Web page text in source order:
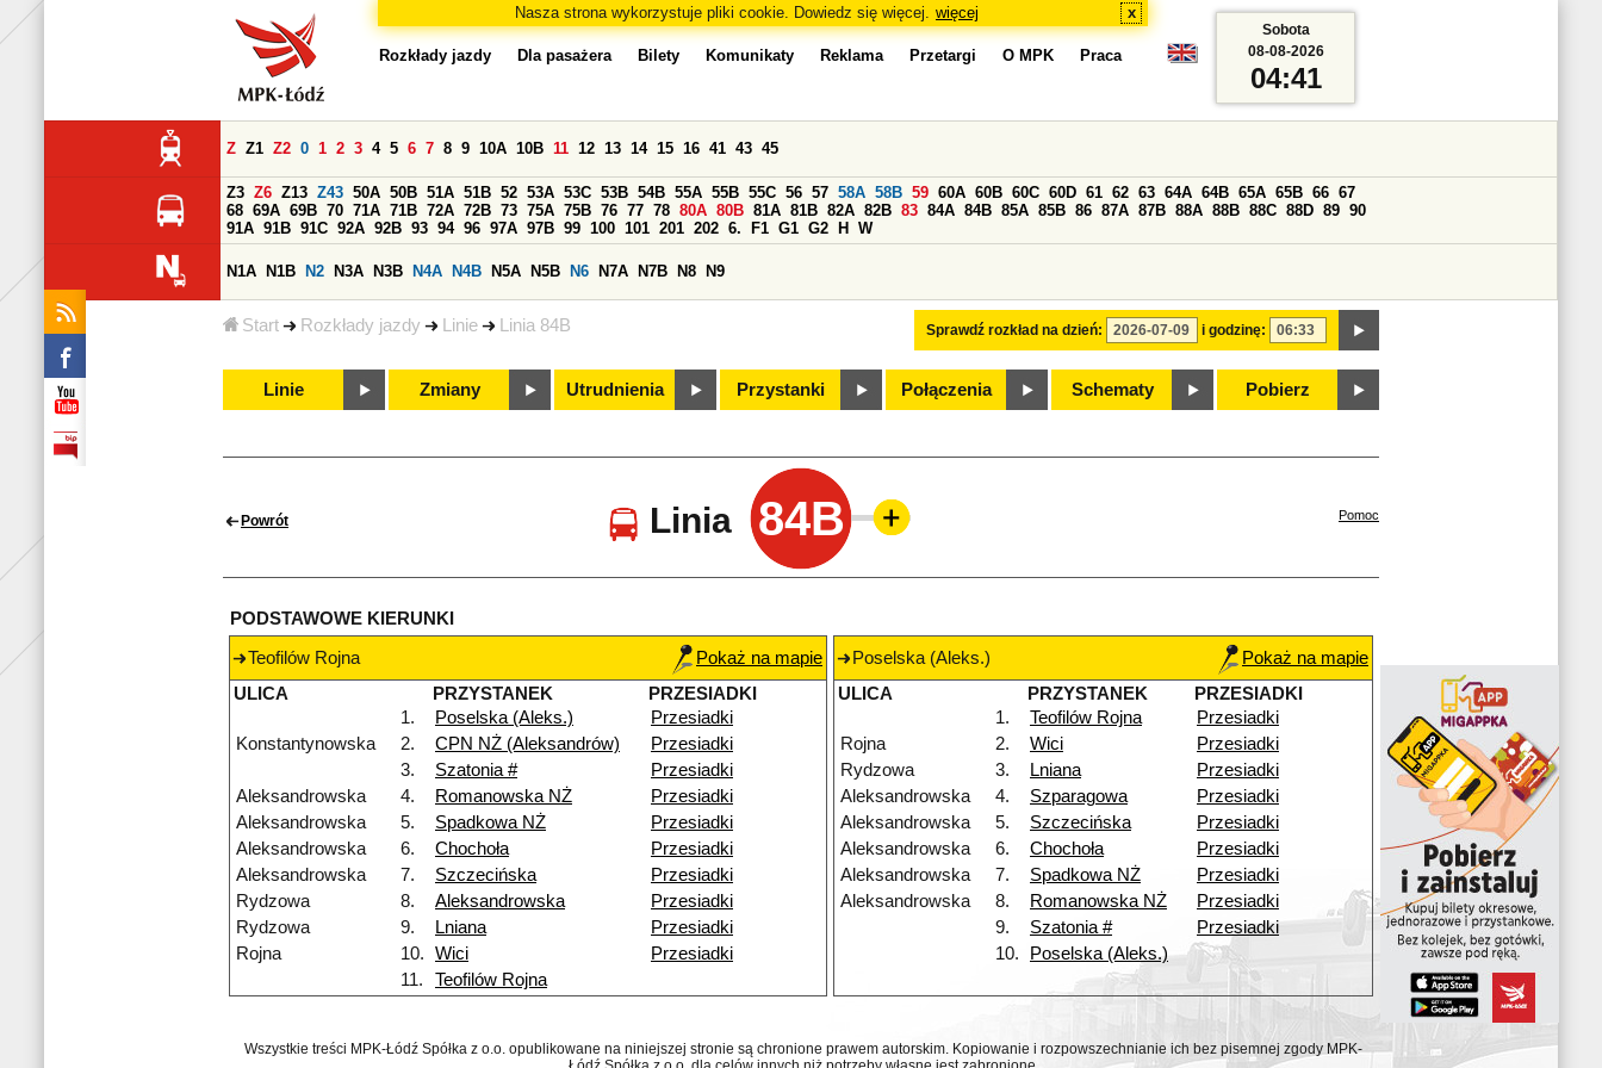
Nasza strona wykorzystuje pliki cookie. Dowiedz się więcej. więcej x
Start Rozkłady jazdy Linie Linia 84B
Rozkłady jazdy Dla pasażera Bilety Komunikaty Reklama Przetargi O MPK Praca
Sprawdź rozkład na dzień: i godzinę:
Z Z1 Z2 0 1 2 3 4 5 6 7 8 9 10A 10B 11 12 13 14 15 16 41 43 45
Z3 Z6 Z13 Z43 50A 50B 51A 51B 52 53A 53C 53B 54B 55A 55B 55C 56 57 58A 58B 59 60A 60B 60C 60D 61 62 63 64A 64B 65A 65B 66 67
68 69A 69B 70 71A 71B 72A 72B 73 75A 75B 76 77 78 80A 80B 81A 81B 82A 82B 83 84A 84B 85A 85B 86 87A 87B 88A 88B 88C 88D 89 90
91A 91B 91C 92A 92B 93 94 96 97A 97B 99 100 101 201 202 6. F1 G1 G2 H W
N1A N1B N2 N3A N3B N4A N4B N5A N5B N6 N7A N7B N8 N9
Linie Zmiany Utrudnienia Przystanki Połączenia Schematy Pobierz
Sobota
08-08-2026
04:41
Powrót Linia 84B Pomoc
PODSTAWOWE KIERUNKI
Teofilów Rojna
Pokaż na mapie
ULICA
PRZYSTANEK
PRZESIADKI
1.
Poselska (Aleks.)
Przesiadki
Konstantynowska
2. CPN NŻ (Aleksandrów)
Przesiadki
3.
Szatonia #
Przesiadki
Aleksandrowska
4. Romanowska NŻ
Przesiadki
Aleksandrowska
5. Spadkowa NŻ
Przesiadki
Aleksandrowska
6. Chochoła
Przesiadki
Aleksandrowska
7. Szczecińska
Przesiadki
Rydzowa
8. Aleksandrowska
Przesiadki
Rydzowa
9. Lniana
Przesiadki
Rojna
10. Wici
Przesiadki
11.
Teofilów Rojna
Poselska (Aleks.)
Pokaż na mapie
ULICA
PRZYSTANEK
PRZESIADKI
1.
Teofilów Rojna
Przesiadki
Rojna
2. Wici
Przesiadki
Rydzowa
3. Lniana
Przesiadki
Aleksandrowska
4. Szparagowa
Przesiadki
Aleksandrowska
5. Szczecińska
Przesiadki
Aleksandrowska
6. Chochoła
Przesiadki
Aleksandrowska
7. Spadkowa NŻ
Przesiadki
Aleksandrowska
8. Romanowska NŻ
Przesiadki
9.
Szatonia #
Przesiadki
10.
Poselska (Aleks.)
Wszystkie treści MPK-Łódź Spółka z o.o. opublikowane na niniejszej stronie są chronione prawem autorskim. Kopiowanie i rozpowszechnianie ich bez pisemnej zgody MPK-